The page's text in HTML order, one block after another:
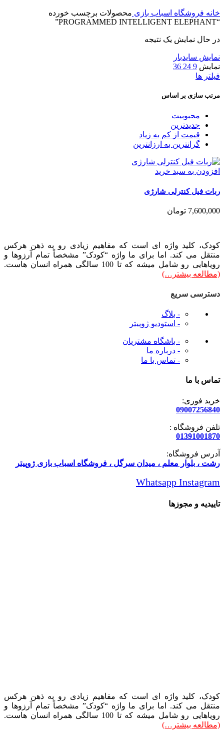
خانه فروشگاه اسباب بازی محصولات برچسب خورده
“PROGRAMMED INTELLIGENT ELEPHANT”
در حال نمایش یک نتیجه
نمایش سایدبار
نمایش 9
24
36
فیلتر ها
مرتب سازی بر اساس
محبوبیت
جدیدترین
قیمت از کم به زیاد
گرانترین به ارزانترین
افزودن به سبد خرید
ربات فیل کنترلی شارژی
7,600,000 تومان
کودک، کلید واژه ای است که مفاهیم زیادی رو به ذهن هرکس
منتقل می کند. اما برای ما واژه “کودک” مشخصاً تمام آرزوها و
رویاهایی رو شامل میشه که تا 100 سالگی همراه انسان هاست.
(مطالعه بیشتر…)
دسترسی سریع
- بلاگ
- استودیو ژوپیتر
- باشگاه مشتریان
- درباره ما
- تماس با ما
تماس با ما
خرید فوری:
09007256840
تلفن فروشگاه :
01391001870
آدرس فروشگاه:
رشت ، بلوار معلم ، میدان سرگل ، فروشگاه اسباب بازی ژوپیتر
Whatsapp Instagram
تاییدیه و مجوزها
کودک، کلید واژه ای است که مفاهیم زیادی رو به ذهن هرکس
منتقل می کند. اما برای ما واژه “کودک” مشخصاً تمام آرزوها و
رویاهایی رو شامل میشه که تا 100 سالگی همراه انسان هاست.
(مطالعه بیشتر…)